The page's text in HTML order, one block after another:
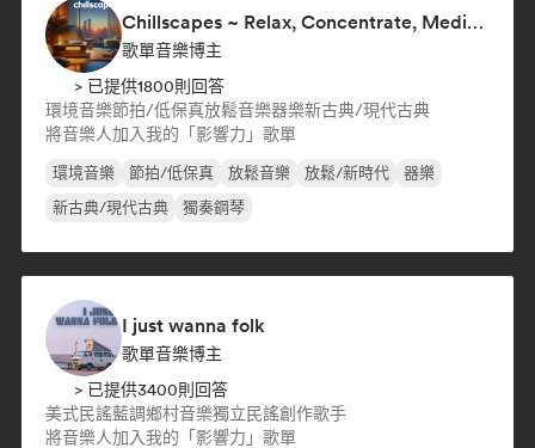
Chillscapes ~ Relax, Concentrate, Meditate, Sleep, Dream
歌單音樂博主
> 已提供1800則回答
環境音樂節拍/低保真放鬆音樂器樂新古典/現代古典
將音樂人加入我的「影響力」歌單
環境音樂 節拍/低保真 放鬆音樂 放鬆/新時代
器樂
新古典/現代古典
獨奏鋼琴
I just wanna folk
歌單音樂博主
> 已提供3400則回答
美式民謠藍調鄉村音樂獨立民謠創作歌手
將音樂人加入我的「影響力」歌單